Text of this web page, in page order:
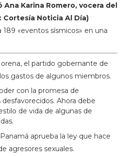
Ana Karina Romero, vocera del
Noticia Al Día)
189 «eventos sísmicos» en una
el partido gobernante de
gastos de algunos miembros.
con la promesa de
Ahora debe
de vida de algunas de
aprueba la ley que hace
agresores sexuales.